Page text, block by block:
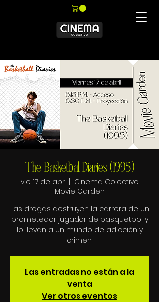
The Basketball Diaries (1995)
vie 17 de abr
  |
Cinema Colectivo
Movie Garden
Las drogas destruyen la carrera de un
prometedor jugador de basquetbol y
lo llevan a un mundo de adicción y
crimen.
Las entradas no están a la
venta
Ver otros eventos